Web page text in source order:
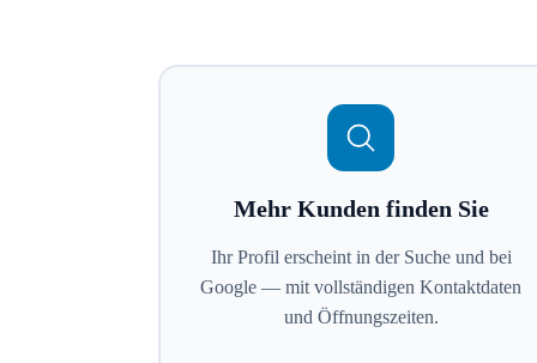
Mehr Kunden finden Sie
Ihr Profil erscheint in der Suche und bei
Google — mit vollständigen Kontaktdaten
und Öffnungszeiten.